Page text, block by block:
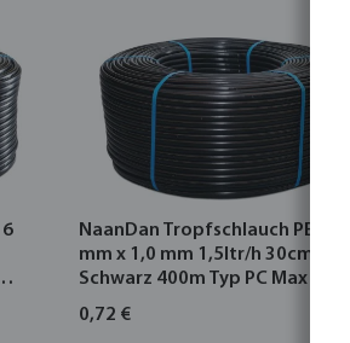
NaanDan Tropfschlauch PE 16
mm x 1,0 mm 1,5ltr/h 30cm
Schwarz 400m Typ PC Max inline
0,72 €